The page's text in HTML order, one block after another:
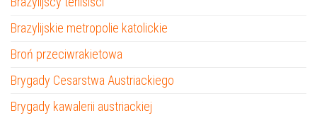
Brazylijskie metropolie katolickie
Broń przeciwrakietowa
Brygady Cesarstwa Austriackiego
Brygady kawalerii austriackiej